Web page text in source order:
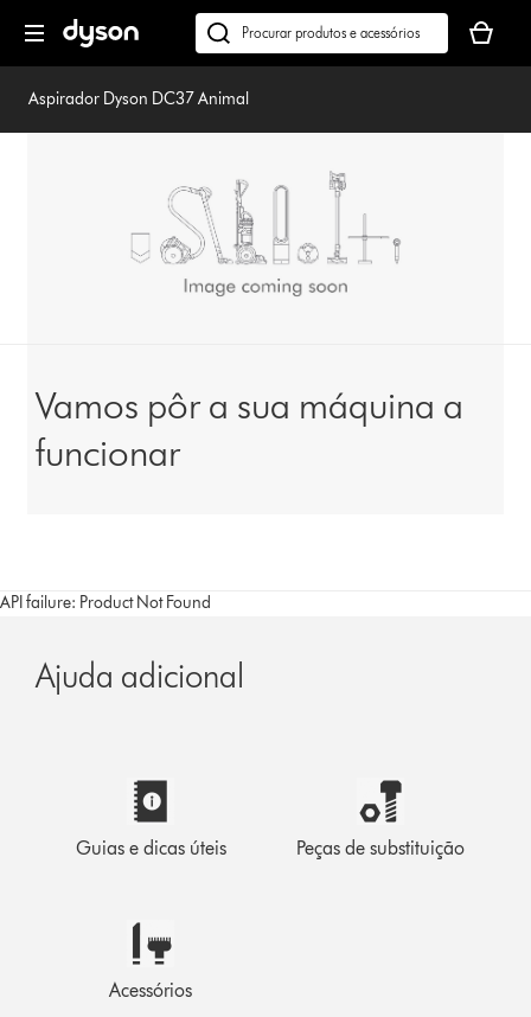
seguinte
Pesquisar
em
dyson.pt
seu
cesto
Aspirador Dyson DC37 Animal
Vamos pôr a sua máquina a
funcionar
API failure: Product Not Found
Ajuda adicional
Guias e dicas úteis Peças de substituição
Acessórios